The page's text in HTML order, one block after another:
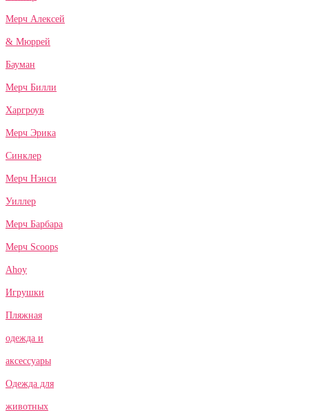
Мерч Алексей
& Мюррей
Бауман
Мерч Билли
Харгроув
Мерч Эрика
Синклер
Мерч Нэнси
Уиллер
Мерч Барбара
Мерч Scoops
Ahoy
Игрушки
Пляжная
одежда и
аксессуары
Одежда для
животных